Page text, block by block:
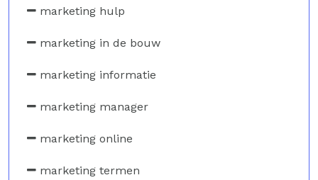
marketing hulp
marketing in de bouw
marketing informatie
marketing manager
marketing online
marketing termen